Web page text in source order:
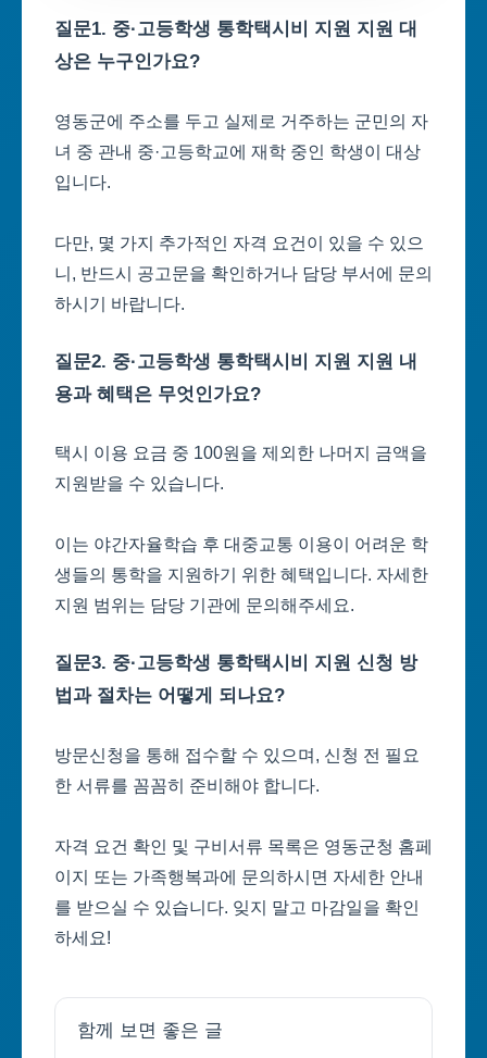
질문1. 중·고등학생 통학택시비 지원 지원 대
상은 누구인가요?
영동군에 주소를 두고 실제로 거주하는 군민의 자
녀 중 관내 중·고등학교에 재학 중인 학생이 대상
입니다.
다만, 몇 가지 추가적인 자격 요건이 있을 수 있으
니, 반드시 공고문을 확인하거나 담당 부서에 문의
하시기 바랍니다.
질문2. 중·고등학생 통학택시비 지원 지원 내
용과 혜택은 무엇인가요?
택시 이용 요금 중 100원을 제외한 나머지 금액을
지원받을 수 있습니다.
이는 야간자율학습 후 대중교통 이용이 어려운 학
생들의 통학을 지원하기 위한 혜택입니다. 자세한
지원 범위는 담당 기관에 문의해주세요.
질문3. 중·고등학생 통학택시비 지원 신청 방
법과 절차는 어떻게 되나요?
방문신청을 통해 접수할 수 있으며, 신청 전 필요
한 서류를 꼼꼼히 준비해야 합니다.
자격 요건 확인 및 구비서류 목록은 영동군청 홈페
이지 또는 가족행복과에 문의하시면 자세한 안내
를 받으실 수 있습니다. 잊지 말고 마감일을 확인
하세요!
함께 보면 좋은 글